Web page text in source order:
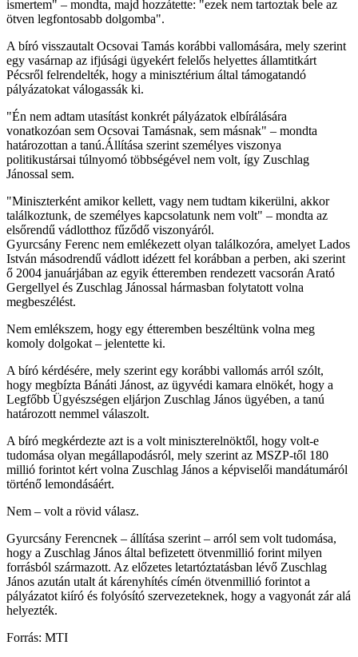
ismertem" – mondta, majd hozzátette: "ezek nem tartoztak bele az
ötven legfontosabb dolgomba".
A bíró visszautalt Ocsovai Tamás korábbi vallomására, mely szerint
egy vasárnap az ifjúsági ügyekért felelős helyettes államtitkárt
Pécsről felrendelték, hogy a minisztérium által támogatandó
pályázatokat válogassák ki.
"Én nem adtam utasítást konkrét pályázatok elbírálására
vonatkozóan sem Ocsovai Tamásnak, sem másnak" – mondta
határozottan a tanú.Állítása szerint személyes viszonya
politikustársai túlnyomó többségével nem volt, így Zuschlag
Jánossal sem.
"Miniszterként amikor kellett, vagy nem tudtam kikerülni, akkor
találkoztunk, de személyes kapcsolatunk nem volt" – mondta az
elsőrendű vádlotthoz fűződő viszonyáról.
Gyurcsány Ferenc nem emlékezett olyan találkozóra, amelyet Lados
István másodrendű vádlott idézett fel korábban a perben, aki szerint
ő 2004 januárjában az egyik étteremben rendezett vacsorán Arató
Gergellyel és Zuschlag Jánossal hármasban folytatott volna
megbeszélést.
Nem emlékszem, hogy egy étteremben beszéltünk volna meg
komoly dolgokat – jelentette ki.
A bíró kérdésére, mely szerint egy korábbi vallomás arról szólt,
hogy megbízta Bánáti Jánost, az ügyvédi kamara elnökét, hogy a
Legfőbb Ügyészségen eljárjon Zuschlag János ügyében, a tanú
határozott nemmel válaszolt.
A bíró megkérdezte azt is a volt miniszterelnöktől, hogy volt-e
tudomása olyan megállapodásról, mely szerint az MSZP-től 180
millió forintot kért volna Zuschlag János a képviselői mandátumáról
történő lemondásáért.
Nem – volt a rövid válasz.
Gyurcsány Ferencnek – állítása szerint – arról sem volt tudomása,
hogy a Zuschlag János által befizetett ötvenmillió forint milyen
forrásból származott. Az előzetes letartóztatásban lévő Zuschlag
János azután utalt át kárenyhítés címén ötvenmillió forintot a
pályázatot kiíró és folyósító szervezeteknek, hogy a vagyonát zár alá
helyezték.
Forrás: MTI